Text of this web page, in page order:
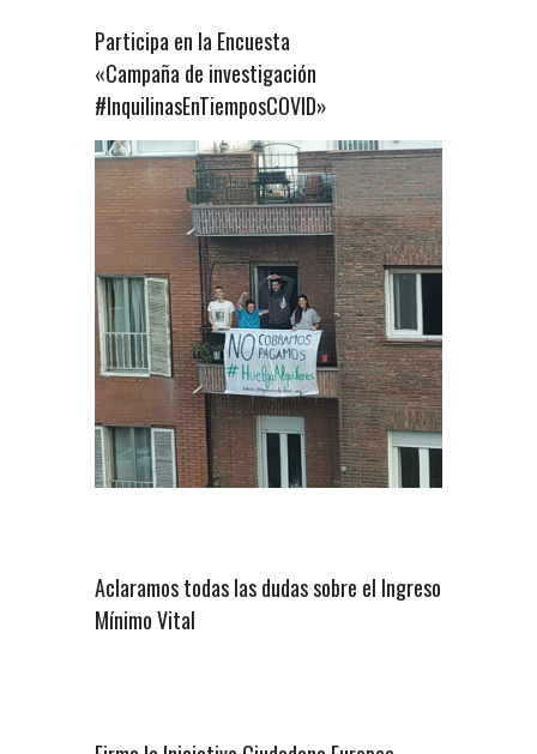
Participa en la Encuesta
«Campaña de investigación
#InquilinasEnTiemposCOVID»
Aclaramos todas las dudas sobre el Ingreso
Mínimo Vital